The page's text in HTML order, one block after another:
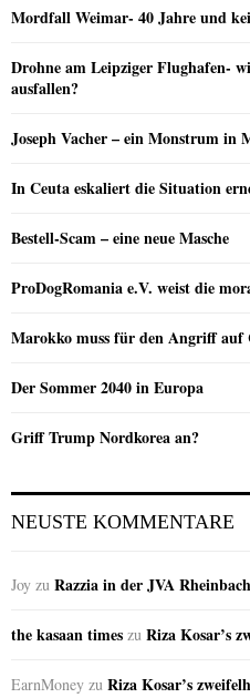
Mordfall Weimar- 40 Jahre und
Drohne am Leipziger Flughafen-
ausfallen?
Joseph Vacher – ein Monstrum in
In Ceuta eskaliert die Situation
Bestell-Scam – eine neue Masche
ProDogRomania e.V. weist die
Marokko muss für den Angriff auf
Der Sommer 2040 in Europa
Griff Trump Nordkorea an?
NEUSTE KOMMENTARE
Joy zu Razzia in der JVA Rheinbach
the kasaan times zu Riza Kosar’s
EarnMoney zu Riza Kosar’s